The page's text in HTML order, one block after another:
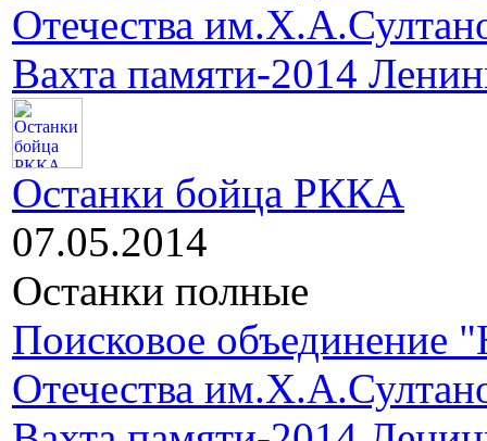
Отечества
Вахта памяти-2014
Останки бойца РККА
07.05.2014
Останки полные
Поисковое объединение
Отечества